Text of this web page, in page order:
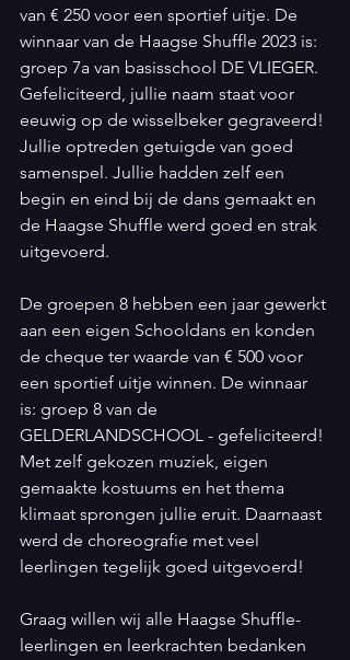
van € 250 voor een sportief uitje. De
winnaar van de Haagse Shuffle 2023 is:
groep 7a van basisschool DE VLIEGER.
Gefeliciteerd, jullie naam staat voor
eeuwig op de wisselbeker gegraveerd!
Jullie optreden getuigde van goed
samenspel. Jullie hadden zelf een
begin en eind bij de dans gemaakt en
de Haagse Shuffle werd goed en strak
uitgevoerd.
De groepen 8 hebben een jaar gewerkt
aan een eigen Schooldans en konden
de cheque ter waarde van € 500 voor
een sportief uitje winnen. De winnaar
is: groep 8 van de
GELDERLANDSCHOOL - gefeliciteerd!
Met zelf gekozen muziek, eigen
gemaakte kostuums en het thema
klimaat sprongen jullie eruit. Daarnaast
werd de choreografie met veel
leerlingen tegelijk goed uitgevoerd!
Graag willen wij alle Haagse Shuffle-
leerlingen en leerkrachten bedanken